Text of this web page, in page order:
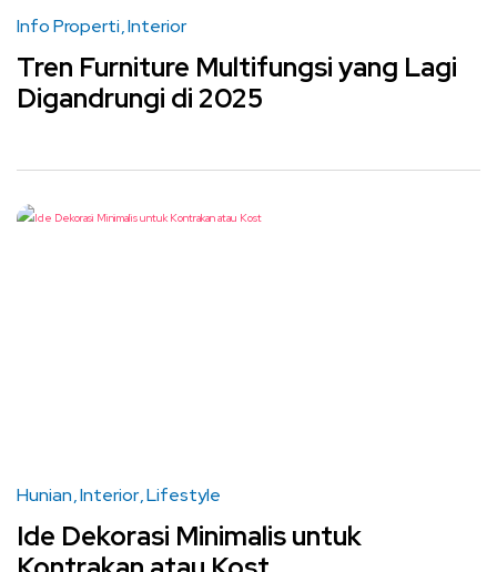
Info Properti Interior
Tren Furniture Multifungsi yang Lagi
Digandrungi di 2025
Hunian Interior Lifestyle
Ide Dekorasi Minimalis untuk